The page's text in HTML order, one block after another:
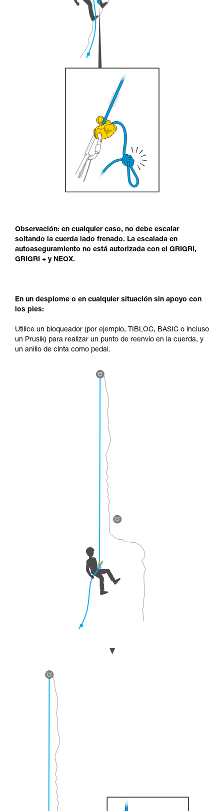
Observación: en cualquier caso, no debe escalar
soltando la cuerda lado frenado. La escalada en
autoaseguramiento no está autorizada con el GRIGRI,
GRIGRI + y NEOX.
En un desplome o en cualquier situación sin apoyo con
los pies:
Utilice un bloqueador (por ejemplo, TIBLOC, BASIC o incluso
un Prusik) para realizar un punto de reenvío en la cuerda, y
un anillo de cinta como pedal.